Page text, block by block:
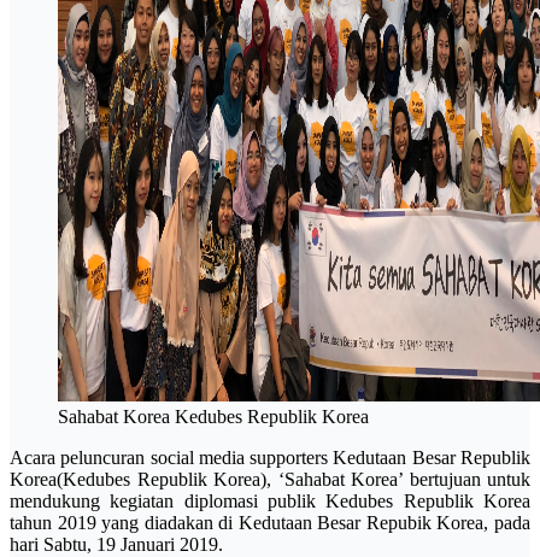
Sahabat Korea Kedubes Republik Korea
Acara peluncuran social media supporters Kedutaan Besar Republik
Korea(Kedubes Republik Korea), ‘Sahabat Korea’ bertujuan untuk
mendukung kegiatan diplomasi publik Kedubes Republik Korea
tahun 2019 yang diadakan di Kedutaan Besar Repubik Korea, pada
hari Sabtu, 19 Januari 2019.